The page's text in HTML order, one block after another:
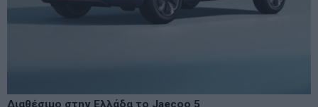
Διαθέσιμο στην Ελλάδα το Jaecoo 5